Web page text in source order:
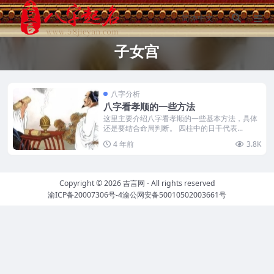
子女宫
八字分析
八字看孝顺的一些方法
这里主要介绍八字看孝顺的一些基本方法，具体
还是要结合命局判断。 四柱中的日干代表...
4 年前
3.8K
Copyright © 2026吉言网 - All rights reserved
渝ICP备20007306号-4渝公网安备50010502003661号